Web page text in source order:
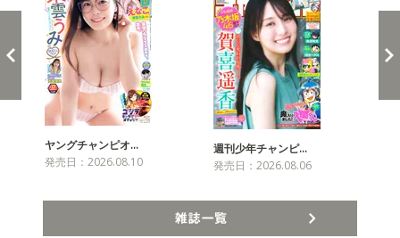
ヤングチャンピオ…
発売日：2026.08.10
週刊少年チャンピ…
発売日：2026.08.06